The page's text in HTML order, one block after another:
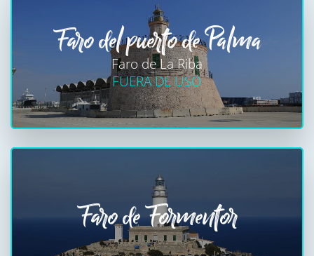
Faro del puerto de Palma
Faro de La Riba
FUERA DE USO
Faro de Formentor